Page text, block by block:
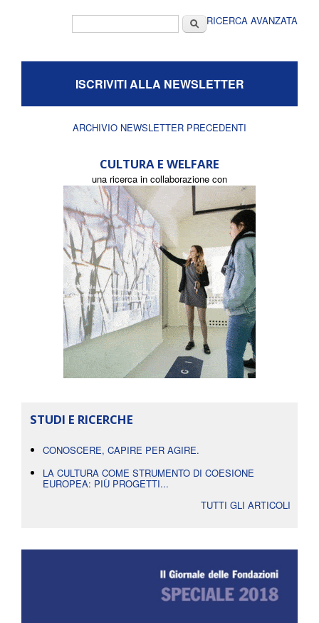
CercaRICERCA AVANZATA
ISCRIVITI ALLA NEWSLETTER
ARCHIVIO NEWSLETTER PRECEDENTI
CULTURA E WELFARE
una ricerca in collaborazione con
STUDI E RICERCHE
CONOSCERE, CAPIRE PER AGIRE.
LA CULTURA COME STRUMENTO DI COESIONE
EUROPEA: PIÙ PROGETTI...
TUTTI GLI ARTICOLI